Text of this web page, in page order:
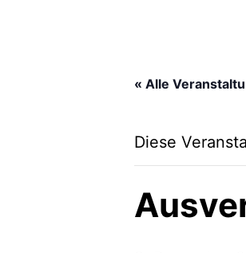
« Alle
Diese